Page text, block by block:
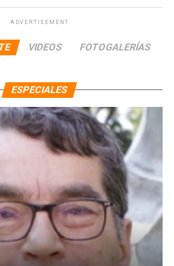
ADVERTISEMENT
VIDEOS FOTOGALERÍAS
ESPECIALES